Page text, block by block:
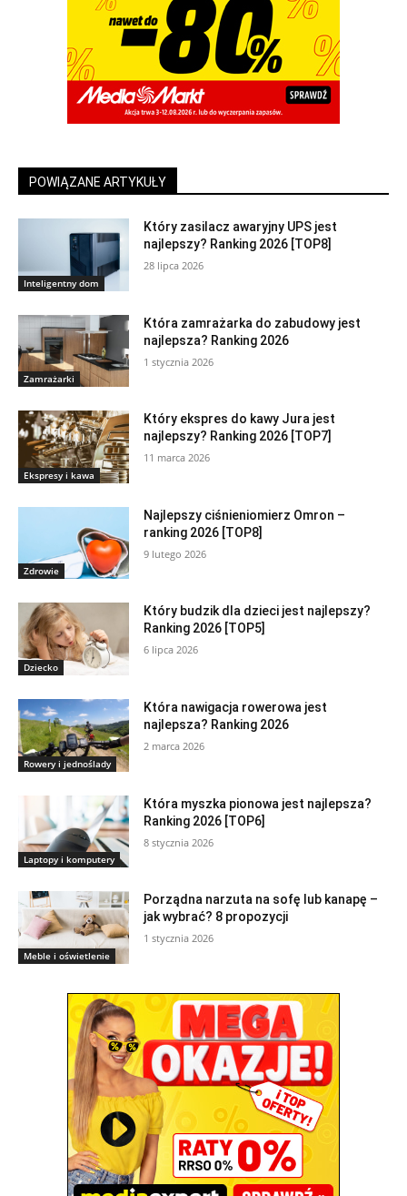
POWIĄZANE ARTYKUŁY
Inteligentny dom
Który zasilacz awaryjny UPS jest
najlepszy? Ranking 2026 [TOP8]
28 lipca 2026
Zamrażarki
Która zamrażarka do zabudowy jest
najlepsza? Ranking 2026
1 stycznia 2026
Ekspresy i kawa
Który ekspres do kawy Jura jest
najlepszy? Ranking 2026 [TOP7]
11 marca 2026
Zdrowie
Najlepszy ciśnieniomierz Omron –
ranking 2026 [TOP8]
9 lutego 2026
Dziecko
Który budzik dla dzieci jest najlepszy?
Ranking 2026 [TOP5]
6 lipca 2026
Rowery i jednoślady
Która nawigacja rowerowa jest
najlepsza? Ranking 2026
2 marca 2026
Laptopy i komputery
Która myszka pionowa jest najlepsza?
Ranking 2026 [TOP6]
8 stycznia 2026
Meble i oświetlenie
Porządna narzuta na sofę lub kanapę –
jak wybrać? 8 propozycji
1 stycznia 2026